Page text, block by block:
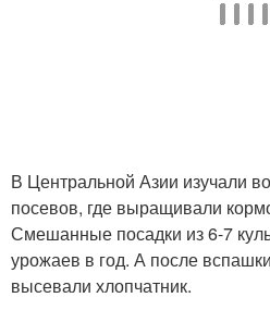
В Центральной Азии изучали
посевов, где выращивали
Смешанные посадки из 6-7
урожаев в год. А после
высевали хлопчатник.